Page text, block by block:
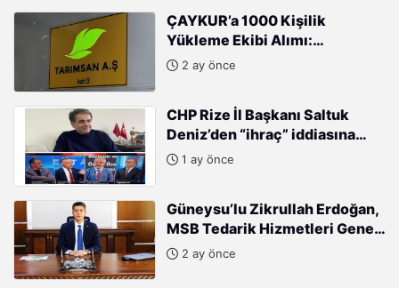
ÇAYKUR’a 1000 Kişilik
Yükleme Ekibi Alımı:
Başvurular Başladı
2 ay önce
CHP Rize İl Başkanı Saltuk
Deniz’den “ihraç” iddiasına
sert tepki: “Kararları Sinan
1 ay önce
Güneysu’lu Zikrullah Erdoğan,
MSB Tedarik Hizmetleri Genel
Müdürlüğü’ne atandı.
2 ay önce